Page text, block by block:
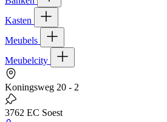
Kasten
Meubels
Meubelcity
Koningsweg 20 - 2
3762 EC Soest